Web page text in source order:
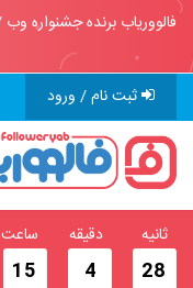
فالووریاب برنده جشنواره وب ۹۷ ، ۹۸ و ۱۴۰۰
ثبت نام / ورود
28
ثانیه
4
دقیقه
15
ساعت